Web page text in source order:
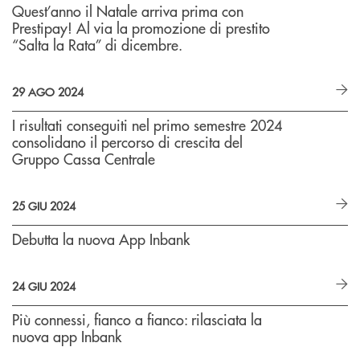
Quest’anno il Natale arriva prima con
Prestipay! Al via la promozione di prestito
“Salta la Rata” di dicembre.
29 AGO 2024
I risultati conseguiti nel primo semestre 2024
consolidano il percorso di crescita del
Gruppo Cassa Centrale
25 GIU 2024
Debutta la nuova App Inbank
24 GIU 2024
Più connessi, fianco a fianco: rilasciata la
nuova app Inbank